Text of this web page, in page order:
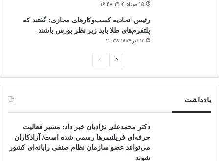
۱۵ مرداد ۱۴۰۴ ۱۶:۳۸
‏رئیس اتحادیه کسب‌وکارهای مجازی: گفتند که
پلتفرم‌های طلا باید زیر نظر بورس باشند
۱۲ تیر ۱۴۰۴ ۲۳:۳۸
صفحه
صفحه
یادداشت
دکتر محمدعلی نژادیان خبر داد: مسیر فعالیت
حرفه‌ای فریلنسرها رسمی شده است/ آزادکاران
می‌توانند عضو سازمان نظام صنفی رایانه‌ای کشور
شوند